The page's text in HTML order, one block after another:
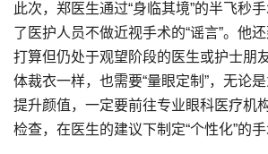
此次，郑医生通过“身临其境”的半飞秒
了医护人员不做近视手术的“谣言”。他
打算但仍处于观望阶段的医生或护士朋
体裁衣一样，也需要“量眼定制”，无论
提升颜值，一定要前往专业眼科医疗机
检查，在医生的建议下制定“个性化”的手